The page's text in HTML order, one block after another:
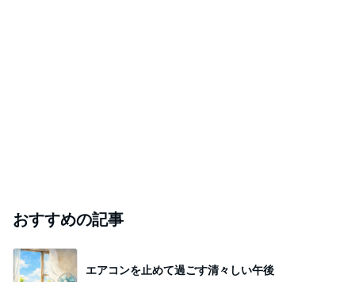
おすすめの記事
エアコンを止めて過ごす清々しい午後